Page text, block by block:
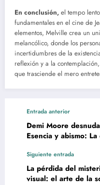
En conclusión, el tempo
fundamentales en el cine de
elementos, Melville crea un
melancólico, donde los
incertidumbres de la
reflexión y a la
que trasciende el mero
Entrada anterior
Demi Moore
Esencia y abismo:
Siguiente entrada
La pérdida del
visual: el arte de la